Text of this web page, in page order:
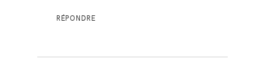
RÉPONDRE